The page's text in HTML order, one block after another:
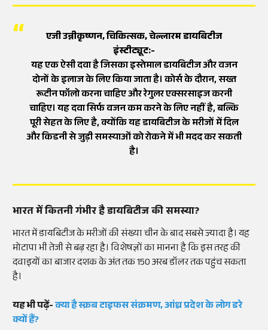
एजी उन्नीकृष्णन, चिकित्सक, चेल्लारम डायबिटीज
इंस्टीट्यूट:-
यह एक ऐसी दवा है जिसका इस्तेमाल डायबिटीज और वजन
दोनों के इलाज के लिए किया जाता है। कोर्स के दौरान, सख्त
रूटीन फॉलो करना चाहिए और रेगुलर एक्सरसाइज करनी
चाहिए। यह दवा सिर्फ वजन कम करने के लिए नहीं है, बल्कि
पूरी सेहत के लिए है, क्योंकि यह डायबिटीज के मरीजों में दिल
और किडनी से जुड़ी समस्याओं को रोकने में भी मदद कर सकती
है।
भारत में कितनी गंभीर है डायबिटीज की समस्या?
भारत में डायबिटीज के मरीजों की संख्या चीन के बाद सबसे ज्यादा है। यह
मोटापा भी तेजी से बढ़ रहा है। विशेषज्ञों का मानना है कि इस तरह की
दवाइयों का बाजार दशक के अंत तक 150 अरब डॉलर तक पहुंच सकता
है।
यह भी पढ़ें-क्या है स्क्रब टाइफस संक्रमण, आंध्र प्रदेश के लोग डरे
क्यों हैं?